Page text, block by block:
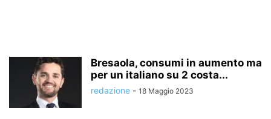
Bresaola, consumi in aumento ma
per un italiano su 2 costa...
redazione - 18 Maggio 2023